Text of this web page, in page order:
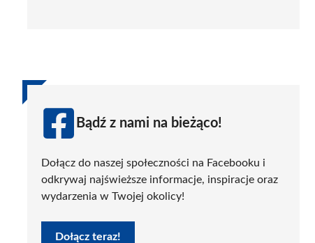
Bądź z nami na bieżąco!
Dołącz do naszej społeczności na Facebooku i
odkrywaj najświeższe informacje, inspiracje oraz
wydarzenia w Twojej okolicy!
Dołącz teraz!